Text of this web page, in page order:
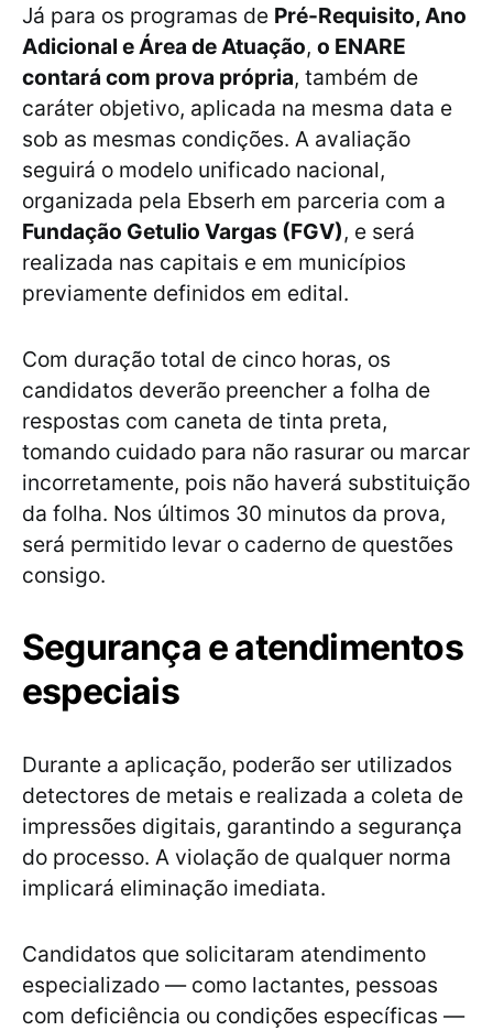
Já para os programas de Pré-Requisito, Ano
Adicional e Área de Atuação, o ENARE
contará com prova própria, também de
caráter objetivo, aplicada na mesma data e
sob as mesmas condições. A avaliação
seguirá o modelo unificado nacional,
organizada pela Ebserh em parceria com a
Fundação Getulio Vargas (FGV), e será
realizada nas capitais e em municípios
previamente definidos em edital.
Com duração total de cinco horas, os
candidatos deverão preencher a folha de
respostas com caneta de tinta preta,
tomando cuidado para não rasurar ou marcar
incorretamente, pois não haverá substituição
da folha. Nos últimos 30 minutos da prova,
será permitido levar o caderno de questões
consigo.
Segurança e atendimentos
especiais
Durante a aplicação, poderão ser utilizados
detectores de metais e realizada a coleta de
impressões digitais, garantindo a segurança
do processo. A violação de qualquer norma
implicará eliminação imediata.
Candidatos que solicitaram atendimento
especializado — como lactantes, pessoas
com deficiência ou condições específicas —